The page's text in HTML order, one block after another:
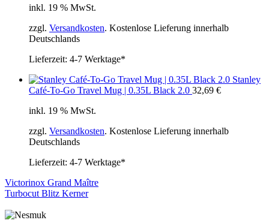
inkl. 19 % MwSt.
zzgl. Versandkosten. Kostenlose Lieferung innerhalb
Deutschlands
Lieferzeit: 4-7 Werktage*
Stanley
Café-To-Go Travel Mug | 0.35L Black 2.0 32,69 €
inkl. 19 % MwSt.
zzgl. Versandkosten. Kostenlose Lieferung innerhalb
Deutschlands
Lieferzeit: 4-7 Werktage*
Victorinox Grand Maître
Turbocut Blitz Kerner